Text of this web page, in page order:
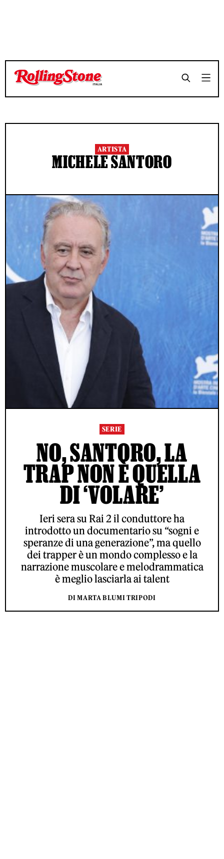
ARTISTA
MICHELE SANTORO
SERIE
NO, SANTORO, LA
TRAP NON È QUELLA
DI ‘VOLARE’
Ieri sera su Rai 2 il conduttore ha
introdotto un documentario su “sogni e
speranze di una generazione”, ma quello
dei trapper è un mondo complesso e la
narrazione muscolare e melodrammatica
è meglio lasciarla ai talent
DI MARTA BLUMI TRIPODI